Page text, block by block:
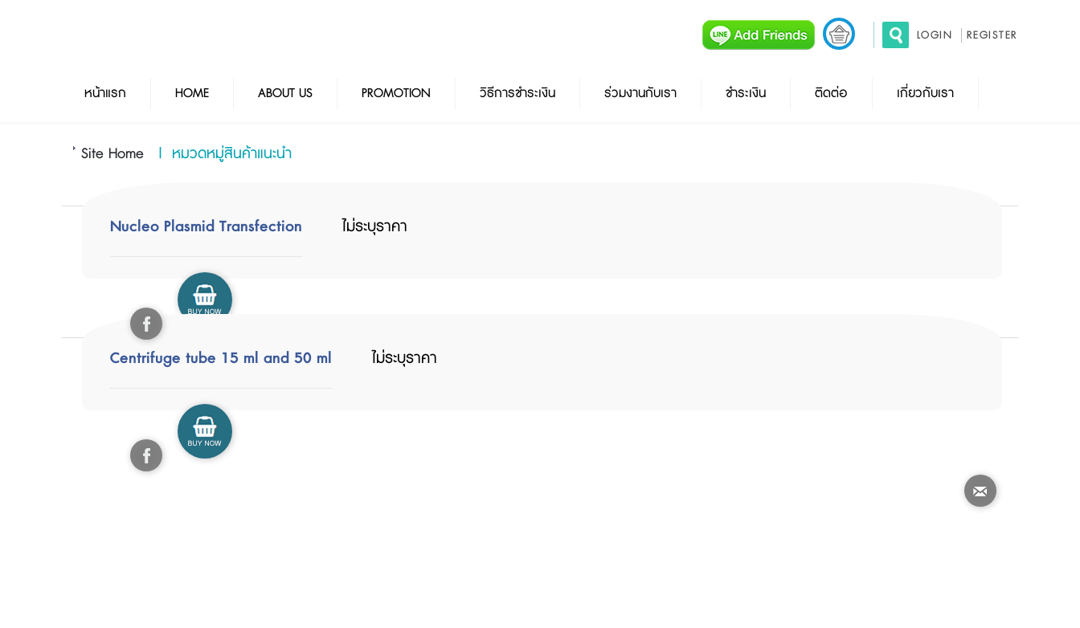
LOGIN REGISTER
หน้าแรก HOME ABOUT US PROMOTION วิธีการชำระเงิน ร่วมงานกับเรา ชำระเงิน ติดต่อ เกี่ยวกับเรา
Site Home | หมวดหมู่สินค้าแนะนำ
Nucleo Plasmid Transfection ไม่ระบุราคา
Centrifuge tube 15 ml and 50 ml ไม่ระบุราคา